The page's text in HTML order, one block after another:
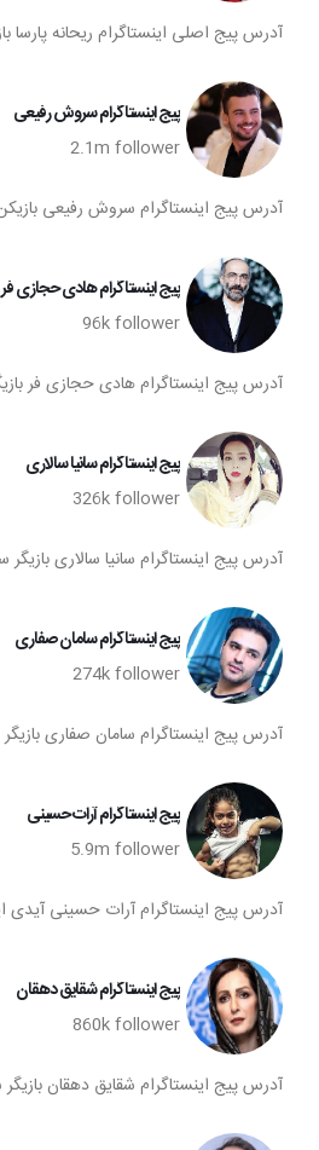
پیج اینستاگرام سروش رفیعی
2.1m follower
پیج اینستاگرام هادی حجازی فر
96kfollower
پیج اینستاگرام سانیا سالاری
326kfollower
پیج اینستاگرام سامان صفاری
274kfollower
پیج اینستاگرام آرات حسینی
5.9m follower
پیج اینستاگرام شقایق دهقان
860kfollower